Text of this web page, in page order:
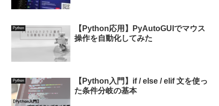
Python
【Python応用】PyAutoGUIでマウス
操作を自動化してみた
Python
【Python入門】if / else / elif 文を使っ
た条件分岐の基本